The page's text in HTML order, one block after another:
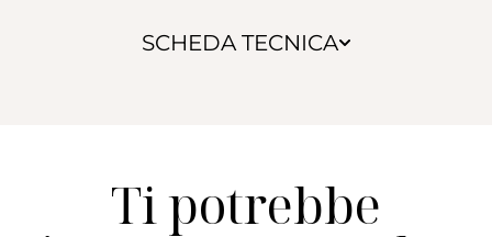
SCHEDA TECNICA
Ti potrebbe